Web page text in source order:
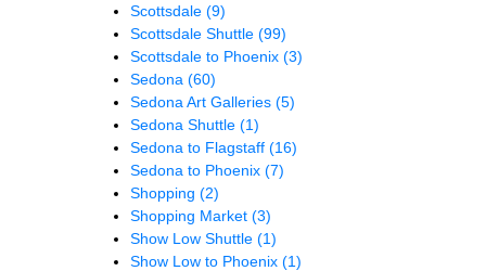
Scottsdale (9)
Scottsdale Shuttle (99)
Scottsdale to Phoenix (3)
Sedona (60)
Sedona Art Galleries (5)
Sedona Shuttle (1)
Sedona to Flagstaff (16)
Sedona to Phoenix (7)
Shopping (2)
Shopping Market (3)
Show Low Shuttle (1)
Show Low to Phoenix (1)